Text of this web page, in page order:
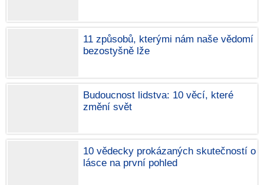
11 způsobů, kterými nám naše vědomí
bezostyšně lže
Budoucnost lidstva: 10 věcí, které
změní svět
10 vědecky prokázaných skutečností o
lásce na první pohled